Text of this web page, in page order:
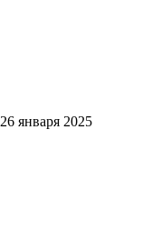
26 января 2025